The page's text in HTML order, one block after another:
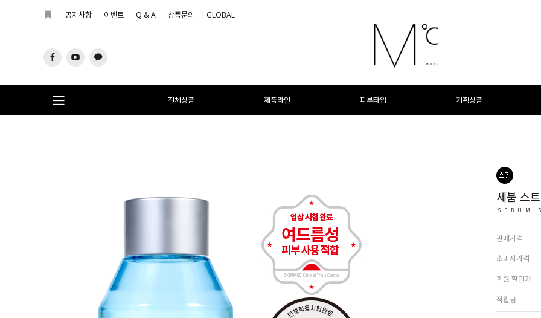
공지사항 이벤트 Q & A 상품문의 GLOBAL
전체상품 제품라인 피부타입 기획상품
세붐 스
SEBUM
판매가격
소비자가격
회원 할인가
적립금